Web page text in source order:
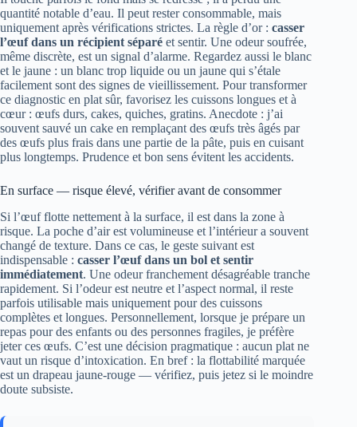
quantité notable d’eau. Il peut rester consommable, mais
uniquement après vérifications strictes. La règle d’or : casser
l’œuf dans un récipient séparé et sentir. Une odeur soufrée,
même discrète, est un signal d’alarme. Regardez aussi le blanc
et le jaune : un blanc trop liquide ou un jaune qui s’étale
facilement sont des signes de vieillissement. Pour transformer
ce diagnostic en plat sûr, favorisez les cuissons longues et à
cœur : œufs durs, cakes, quiches, gratins. Anecdote : j’ai
souvent sauvé un cake en remplaçant des œufs très âgés par
des œufs plus frais dans une partie de la pâte, puis en cuisant
plus longtemps. Prudence et bon sens évitent les accidents.
En surface — risque élevé, vérifier avant de consommer
Si l’œuf flotte nettement à la surface, il est dans la zone à
risque. La poche d’air est volumineuse et l’intérieur a souvent
changé de texture. Dans ce cas, le geste suivant est
indispensable : casser l’œuf dans un bol et sentir
immédiatement. Une odeur franchement désagréable tranche
rapidement. Si l’odeur est neutre et l’aspect normal, il reste
parfois utilisable mais uniquement pour des cuissons
complètes et longues. Personnellement, lorsque je prépare un
repas pour des enfants ou des personnes fragiles, je préfère
jeter ces œufs. C’est une décision pragmatique : aucun plat ne
vaut un risque d’intoxication. En bref : la flottabilité marquée
est un drapeau jaune‑rouge — vérifiez, puis jetez si le moindre
doute subsiste.